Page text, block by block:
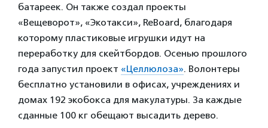
батареек. Он также создал проекты
«Вещеворот», «Экотакси», ReBoard, благодаря
которому пластиковые игрушки идут на
переработку для скейтбордов. Осенью прошлого
года запустил проект «Целлюлоза». Волонтеры
бесплатно установили в офисах, учреждениях и
домах 192 экобокса для макулатуры. За каждые
сданные 100 кг обещают высадить дерево.